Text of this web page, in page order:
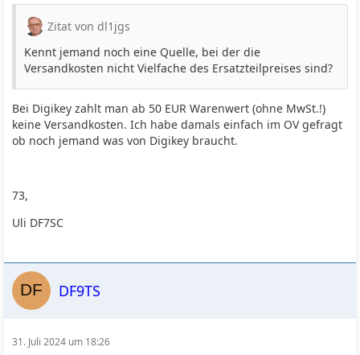
Zitat von dl1jgs
Kennt jemand noch eine Quelle, bei der die
Versandkosten nicht Vielfache des Ersatzteilpreises sind?
Bei Digikey zahlt man ab 50 EUR Warenwert (ohne MwSt.!)
keine Versandkosten. Ich habe damals einfach im OV gefragt
ob noch jemand was von Digikey braucht.
73,
Uli DF7SC
DF9TS
31. Juli 2024 um 18:26